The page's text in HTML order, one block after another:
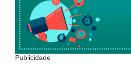
Publicidade